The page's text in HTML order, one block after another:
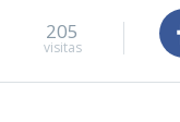
205
visitas